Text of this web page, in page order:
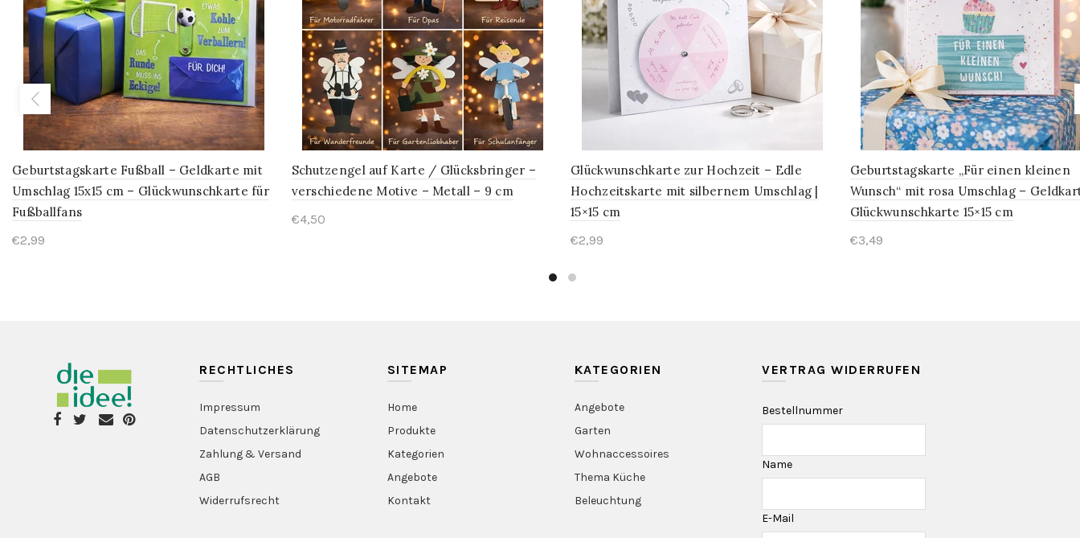
Geburtstagskarte Fußball – Geldkarte mit
Umschlag 15x15 cm – Glückwunschkarte für
Fußballfans
€2,99
Schutzengel auf Karte / Glücksbringer –
verschiedene Motive – Metall – 9 cm
€4,50
Glückwunschkarte zur Hochzeit – Edle
Hochzeitskarte mit silbernem Umschlag |
15×15 cm
€2,99
Geburtstagskarte „Für einen kleinen
Wunsch“ mit rosa Umschlag –
Glückwunschkarte 15×15 cm
€3,49
RECHTLICHES
Impressum
Datenschutzerklärung
Zahlung & Versand
AGB
Widerrufsrecht
SITEMAP
Home
Produkte
Kategorien
Angebote
Kontakt
KATEGORIEN
Angebote
Garten
Wohnaccessoires
Thema Küche
Beleuchtung
VERTRAG WIDERRUFEN
Bestellnummer
Name
E-Mail